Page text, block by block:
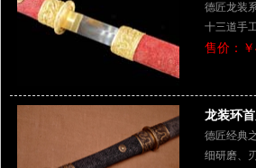
德匠龙装
十三道手
售价：
龙装环
德匠经典
细研磨、